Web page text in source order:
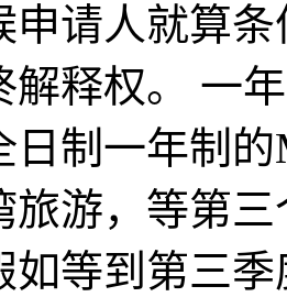
申请人就算
释权。
一
日制一年制
旅游，等第
如等到第三